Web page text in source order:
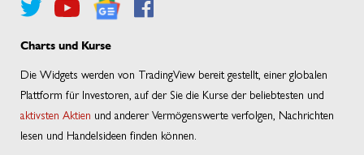
Charts und Kurse
Die Widgets werden von TradingView bereit gestellt, einer globalen
Plattform für Investoren, auf der Sie die Kurse der beliebtesten und
aktivsten Aktien und anderer Vermögenswerte verfolgen, Nachrichten
lesen und Handelsideen finden können.